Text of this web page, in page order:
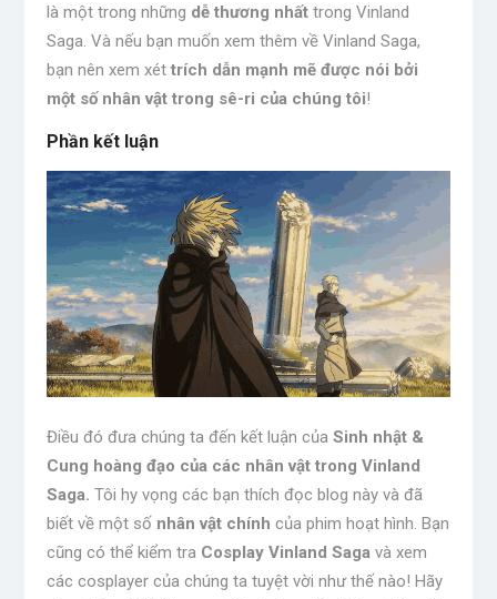
là một trong những dễ thương nhất trong Vinland
Saga. Và nếu bạn muốn xem thêm về Vinland Saga,
bạn nên xem xét trích dẫn mạnh mẽ được nói bởi
một số nhân vật trong sê-ri của chúng tôi!
Phần kết luận
Điều đó đưa chúng ta đến kết luận của Sinh nhật &
Cung hoàng đạo của các nhân vật trong Vinland
Saga. Tôi hy vọng các bạn thích đọc blog này và đã
biết về một số nhân vật chính của phim hoạt hình. Bạn
cũng có thể kiểm traCosplay Vinland Sagavà xem
các cosplayer của chúng ta tuyệt vời như thế nào! Hãy